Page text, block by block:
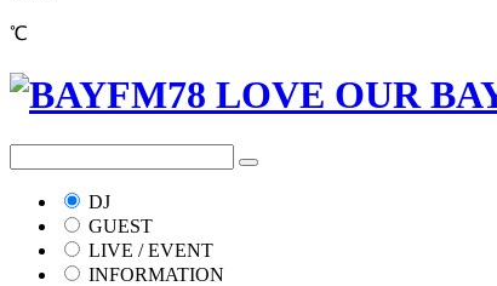
℃
DJ
GUEST
LIVE / EVENT
INFORMATION